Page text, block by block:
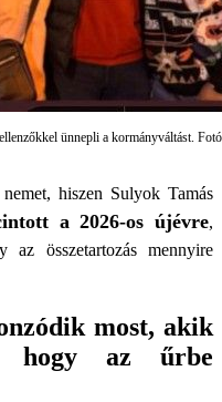
ünnepli a kormányváltást.
hiszen Sulyok Tamás
a 2026-os újévre,
az összetartozás mennyire
most, akik
hogy az űrbe